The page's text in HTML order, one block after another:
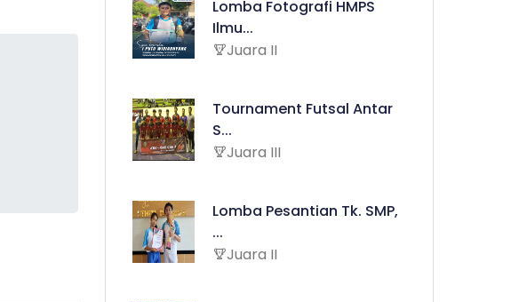
Lomba Fotografi HMPS
Ilmu...
Juara II
Tournament Futsal Antar
S...
Juara III
Lomba Pesantian Tk. SMP,
...
Juara II